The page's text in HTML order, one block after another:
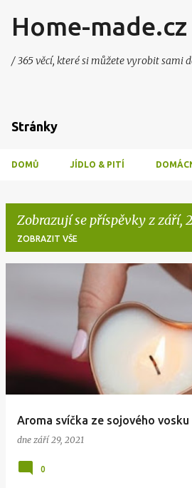
Přeskočit na hlavní
Home-made.cz
/ 365 věcí, které si můžete vyrobit sami
Stránky
DOMŮ JÍDLO & PITÍ
Zobrazují se příspěvky z září,
ZOBRAZIT VŠE
p
Aroma svíčka ze sojového vosku
dne září 29, 2021
0